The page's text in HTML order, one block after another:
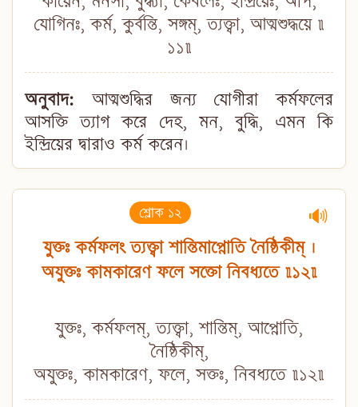
যোগিনঃ, কর্ম, কুর্বন্তি, সঙ্গম্, ত্যক্ত্বা, আত্মশুদ্ধয়ে ॥
১১॥
অনুবাদ: আত্মশুদ্ধির জন্য যোগীরা কর্মফলের
আসক্তি ত্যাগ করে দেহ, মন, বুদ্ধি, এমন কি
ইন্দ্রিয়ের দ্বারাও কর্ম করেন।
শ্লোক ১২ 🔊
যুক্তঃ কর্মফলং ত্যক্ত্বা শান্তিমাপ্নোতি নৈষ্ঠিকীম্ ।
অযুক্তঃ কামকারেণ ফলে সক্তো নিবধ্যতে ॥১২॥
যুক্তঃ, কর্মফলম্, ত্যক্ত্বা, শান্তিম্, আপ্নোতি,
নৈষ্ঠিকীম্,
অযুক্তঃ, কামকারেণ, ফলে, সক্তঃ, নিবধ্যতে ॥১২॥